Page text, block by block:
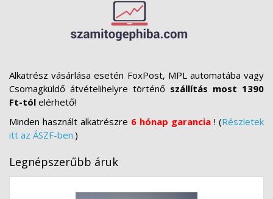
Alkatrész vásárlása esetén FoxPost, MPL automatába vagy
Csomagküldő átvételihelyre történő szállítás most 1390
Ft-tól elérhető!
Minden használt alkatrészre 6 hónap garancia ! (Részletek
itt az ÁSZF-ben.)
Legnépszerűbb áruk